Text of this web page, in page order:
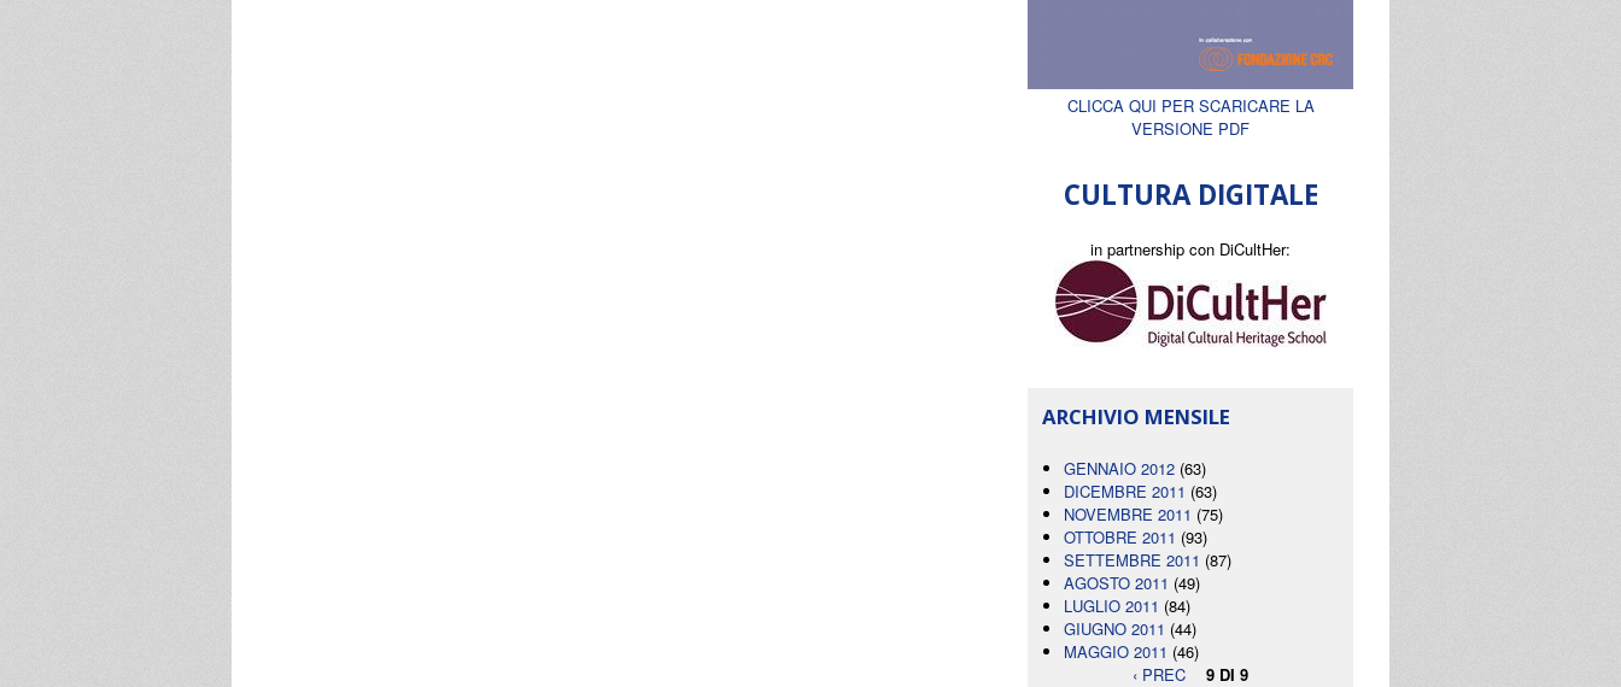
CLICCA QUI PER SCARICARE LA
VERSIONE PDF
CULTURA DIGITALE
in partnership con DiCultHer:
ARCHIVIO MENSILE
GENNAIO 2012 (63)
DICEMBRE 2011 (63)
NOVEMBRE 2011 (75)
OTTOBRE 2011 (93)
SETTEMBRE 2011 (87)
AGOSTO 2011 (49)
LUGLIO 2011 (84)
GIUGNO 2011 (44)
MAGGIO 2011 (46)
‹ PREC
9 DI 9